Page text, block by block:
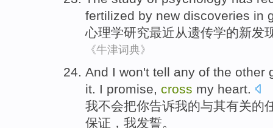
fertilized by new discoveries in
心理学研究最近 从遗传学的新发
《牛津词典》
And I won't tell any of the other
it. I promise, cross my heart.
我不会把你告诉我的与其有关的
保证 ， 我发誓。